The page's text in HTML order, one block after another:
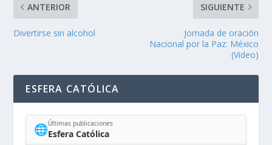
ANTERIOR
Divertirse sin alcohol
SIGUIENTE
Jornada de oración
Nacional por la Paz: México
(Video)
ESFERA CATÓLICA
🌐Últimas publicaciones
Esfera Católica